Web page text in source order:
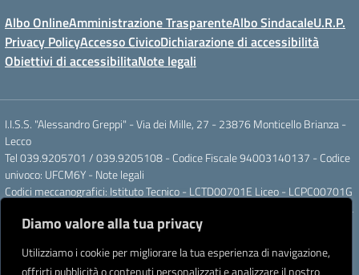
Diamo valore alla tua privacy
Utilizziamo i cookie per migliorare la tua esperienza di navigazione,
offrirti pubblicità o contenuti personalizzati e analizzare il nostro
Albo OnlineAmministrazione TrasparenteAlbo SindacaleU.R.P.
Privacy PolicyAccesso CivicoDichiarazione di accessibilità
Obiettivi di accessibilitaNote legali
I.I.S.S. "Alessandro Greppi" - Via dei Mille, 27 - 23876 Monticello Brianza -
Lecco
Tel 039.9205701 / 039.9205108 - Codice Fiscale 94003140137 - Codice
univoco: UFCM6Y - Note legali
Codici meccanografici: Istituto Tecnico - LCTD00701E Liceo - LCPC00701G
Posta elettronica ordinaria: LCIS007008@ISTRUZIONE.IT Posta elettronica
certificata: LCIS007008@PEC.ISTRUZIONE.IT
Intestato a: Istituto di Istruzione Secondaria Superiore A. Greppi